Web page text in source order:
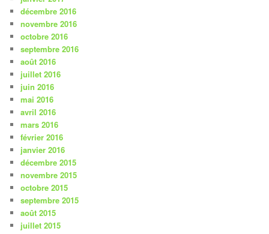
décembre 2016
novembre 2016
octobre 2016
septembre 2016
août 2016
juillet 2016
juin 2016
mai 2016
avril 2016
mars 2016
février 2016
janvier 2016
décembre 2015
novembre 2015
octobre 2015
septembre 2015
août 2015
juillet 2015